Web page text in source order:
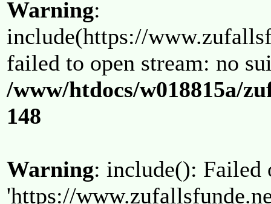
Warning:
include(https://
failed to open stream: no
/www/htdocs/w018815a/
148
Warning: include(): Failed
'https://